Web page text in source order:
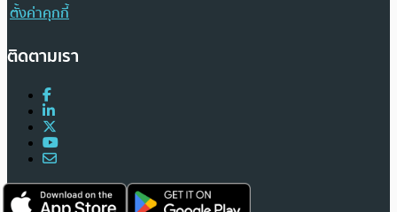
ตั้งค่าคุกกี้
ติดตามเรา